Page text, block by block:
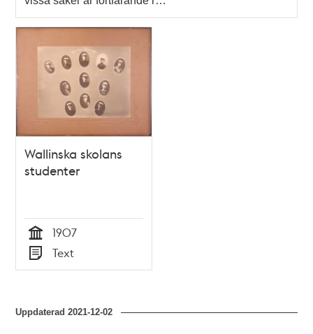
Wallinska skolans
studenter
Tid
1907
Typ
Text
Uppdaterad2021-12-02